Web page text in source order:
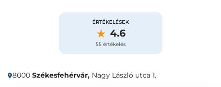
ÉRTÉKELÉSEK
4.6
55 értékelés
8000 Székesfehérvár, Nagy László utca 1.